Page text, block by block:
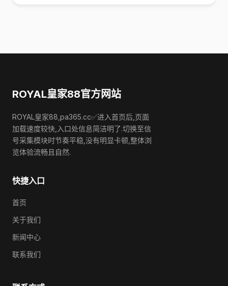
ROYAL皇家88官方网站
ROYAL皇家88,pa365.cc✅进入首页后,页面
加载速度较快,入口处信息简洁明了.切换至信
号采集模块时节奏平稳,没有明显卡顿,整体浏
览体验流畅且自然.
快捷入口
首页
关于我们
新闻中心
联系我们